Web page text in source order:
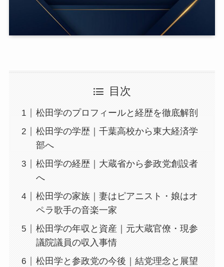
目次
松田学のプロフィールと経歴を徹底解剖
松田学の学歴｜千葉高校から東大経済学
部へ
松田学の経歴｜大蔵省から参政党創設者
へ
松田学の家族｜妻はピアニスト・娘はオ
ペラ歌手の音楽一家
松田学の年収と資産｜元大蔵官僚・現参
議院議員の収入事情
松田学と参政党の今後｜結党理念と展望